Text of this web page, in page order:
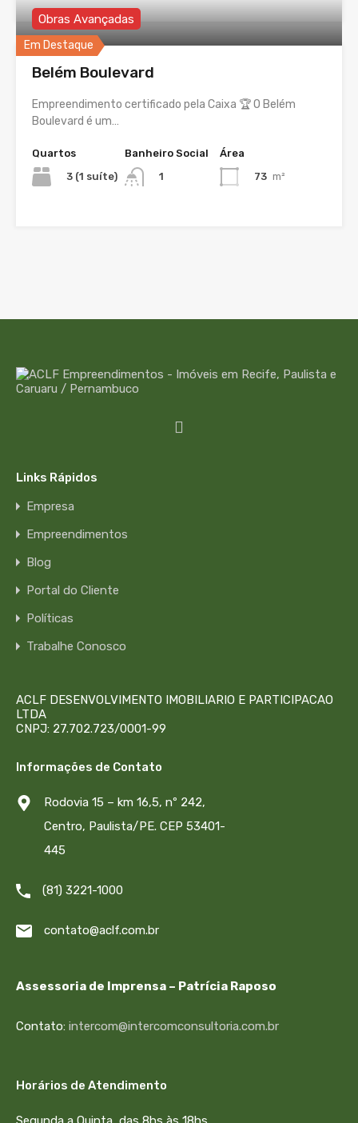
Em Destaque
Obras Avançadas
Belém Boulevard
Empreendimento certificado pela Caixa 🏆 O Belém
Boulevard é um…
Quartos
3 (1 suíte)
Banheiro Social
1
Área
73 m²
Links Rápidos
Empresa
Empreendimentos
Blog
Portal do Cliente
Políticas
Trabalhe Conosco
ACLF DESENVOLVIMENTO IMOBILIARIO E PARTICIPACAO
LTDA
CNPJ: 27.702.723/0001-99
Informações de Contato
Rodovia 15 – km 16,5, nº 242,
Centro, Paulista/PE. CEP 53401-
445
(81) 3221-1000
contato@aclf.com.br
Assessoria de Imprensa – Patrícia Raposo
Contato: intercom@intercomconsultoria.com.br
Horários de Atendimento